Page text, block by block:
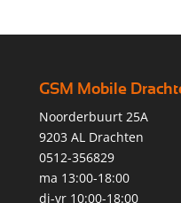
GSM Mobile
Noorderbuurt 25A
9203 AL Drachten
0512-356829
ma 13:00-18:00
di-vr 10:00-18:00